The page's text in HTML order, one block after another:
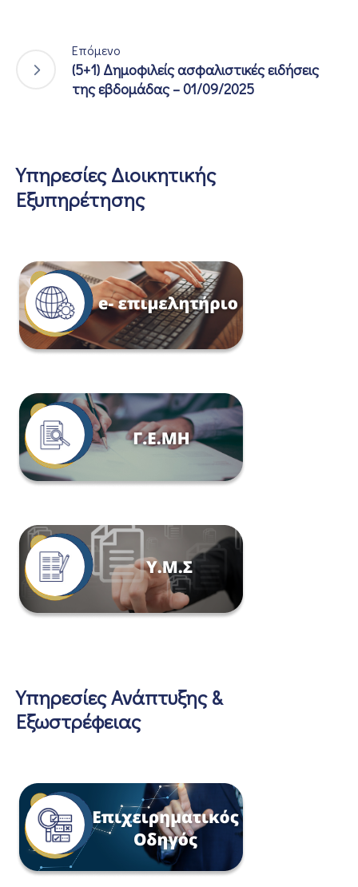
Επόμενο
(5+1) Δημοφιλείς ασφαλιστικές ειδήσεις
της εβδομάδας – 01/09/2025
Υπηρεσίες Διοικητικής
Εξυπηρέτησης
Υπηρεσίες Ανάπτυξης &
Εξωστρέφειας